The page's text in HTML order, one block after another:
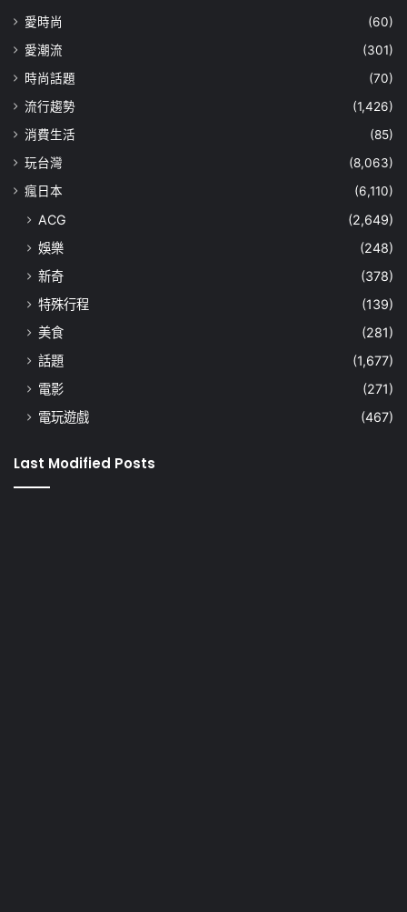
愛時尚
(60)
愛潮流
(301)
時尚話題
(70)
流行趨勢
(1,426)
消費生活
(85)
玩台灣
(8,063)
瘋日本
(6,110)
ACG
(2,649)
娛樂
(248)
新奇
(378)
特殊行程
(139)
美食
(281)
話題
(1,677)
電影
(271)
電玩遊戲
(467)
Last Modified Posts